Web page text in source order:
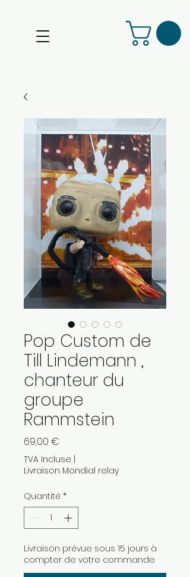
Pop Custom de
Till Lindemann ,
chanteur du
groupe
Rammstein
69,00 €
TVA Incluse
Livraison Mondial relay
Quantité *
Livraison prévue sous 15 jours à
compter de votre commande